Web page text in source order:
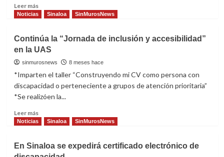
Leer másRead
more
Sinaloa
realiza
actividades
Día
Internacional
las
personas
discapacidad
Noticias Sinaloa SinMurosNews
Continúa la “Jornada de inclusión y accesibilidad”
en la UAS
sinmurosnews 8 meses hace
*Imparten el taller “Construyendo mi CV como persona con
discapacidad o perteneciente a grupos de atención prioritaria”
*Se realizóen la...
Leer másRead
more
la
Noticias Sinaloa SinMurosNews
En Sinaloa se expedirá certificado electrónico de